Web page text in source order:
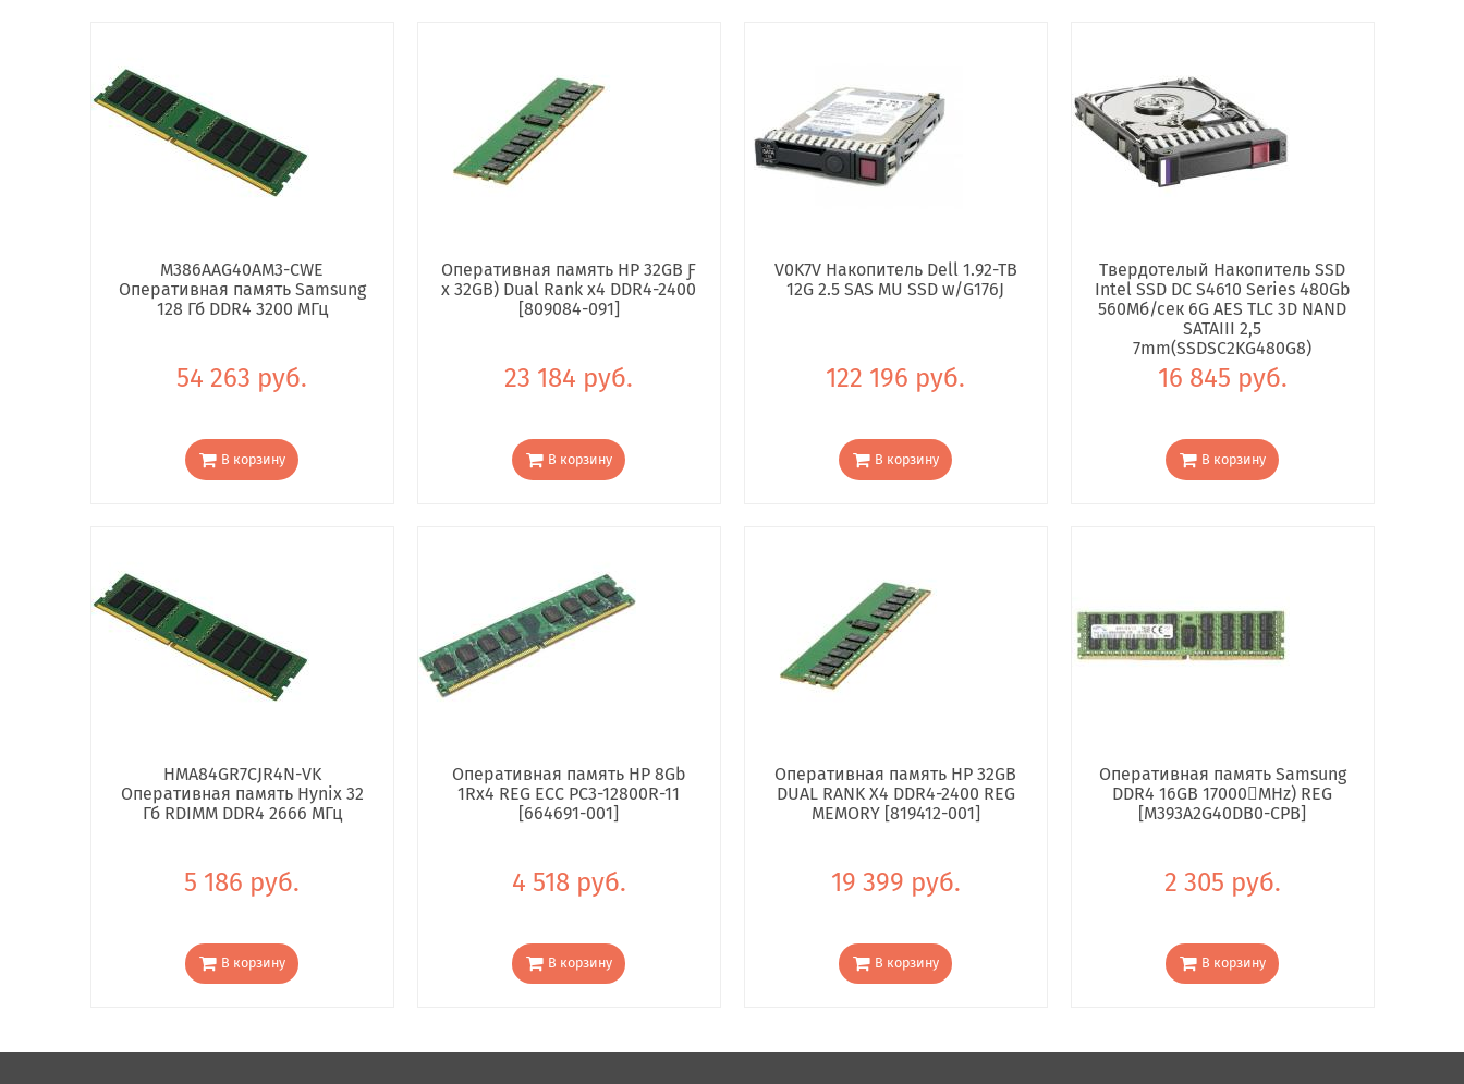
M386AAG40AM3-CWE
Оперативная память Samsung
128 Гб DDR4 3200 МГц
54 263 руб.
В корзину
Оперативная память HP 32GB Ƒ
x 32GB) Dual Rank x4 DDR4-2400
[809084-091]
23 184 руб.
В корзину
V0K7V Накопитель Dell 1.92-TB
12G 2.5 SAS MU SSD w/G176J
122 196 руб.
В корзину
Твердотелый Накопитель SSD
Intel SSD DC S4610 Series 480Gb
560Мб/сек 6G AES TLC 3D NAND
SATAIII 2,5
7mm(SSDSC2KG480G8)
16 845 руб.
В корзину
HMA84GR7CJR4N-VK
Оперативная память Hynix 32
Гб RDIMM DDR4 2666 МГц
5 186 руб.
В корзину
Оперативная память HP 8Gb
1Rx4 REG ECC PC3-12800R-11
[664691-001]
4 518 руб.
В корзину
Оперативная память HP 32GB
DUAL RANK X4 DDR4-2400 REG
MEMORY [819412-001]
19 399 руб.
В корзину
Оперативная память Samsung
DDR4 16GB 17000񢋕MHz) REG
[M393A2G40DB0-CPB]
2 305 руб.
В корзину